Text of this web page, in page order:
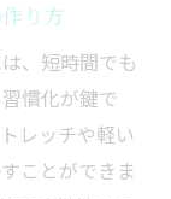
魅力とは
ェイプアッ
るダイエッ
り方
、短時間でも
慣化が鍵で
レッチや軽い
ことができま